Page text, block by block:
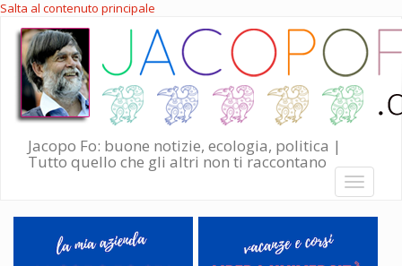
Salta al contenuto principale
Jacopo Fo: buone notizie, ecologia, politica |
Tutto quello che gli altri non ti raccontano
Toggle